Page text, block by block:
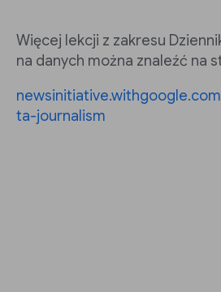
Więcej lekcji z zakresu
na danych można znaleźć na
ta-journalism